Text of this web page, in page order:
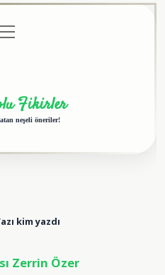
Fikirler
neşeli öneriler!
kim yazdı
Zerrin Özer